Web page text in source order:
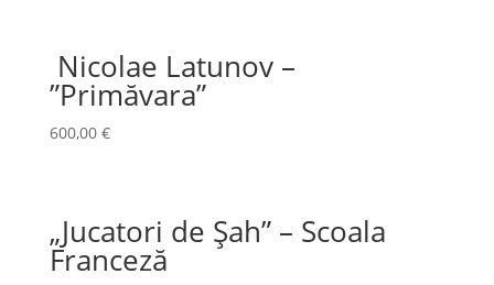
Nicolae Latunov –
”Primăvara”
600,00 €
„Jucatori de Șah” – Scoala
Franceză